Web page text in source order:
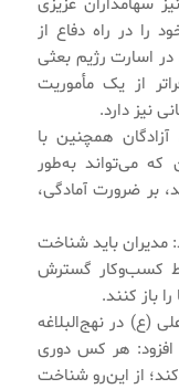
سهامداران عزیزی
را در راه دفاع از
اسارت رژیم بعثی
از یک مأموریت
نیز دارد.
همچنین با
می‌تواند به‌طور
بر ضرورت آمادگی،
مدیران باید شناخت
کسب‌وکار گسترش
باز کنند.
(ع) در نهج‌البلاغه
افزود: هر کس دوری
از این‌رو شناخت